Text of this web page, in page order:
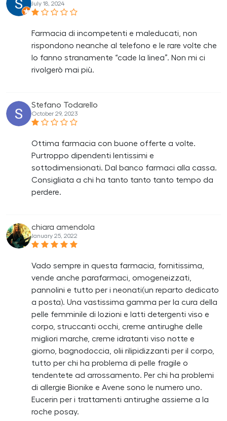
July 18, 2024
Farmacia di incompetenti e maleducati, non
rispondono neanche al telefono e le rare volte che
lo fanno stranamente “cade la linea”. Non mi ci
rivolgerò mai più.
Stefano Todarello
October 29, 2023
Ottima farmacia con buone offerte a volte.
Purtroppo dipendenti lentissimi e
sottodimensionati. Dal banco farmaci alla cassa.
Consigliata a chi ha tanto tanto tanto tempo da
perdere.
chiara amendola
January 25, 2022
Vado sempre in questa farmacia, fornitissima,
vende anche parafarmaci, omogeneizzati,
pannolini e tutto per i neonati(un reparto dedicato
a posta). Una vastissima gamma per la cura della
pelle femminile di lozioni e latti detergenti viso e
corpo, struccanti occhi, creme antirughe delle
migliori marche, creme idratanti viso notte e
giorno, bagnodoccia, olii rilipidizzanti per il corpo,
tutto per chi ha problema di pelle fragile o
tendentete ad arrossamento. Per chi ha problemi
di allergie Bionike e Avene sono le numero uno.
Eucerin per i trattamenti antirughe assieme a la
roche posay.